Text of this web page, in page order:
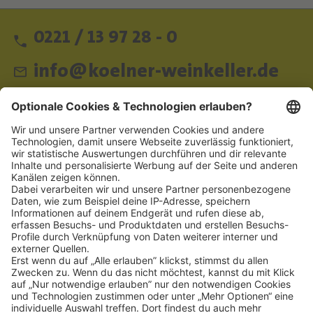
0221 / 13 97 28 - 0
info@koelner-weinkeller.de
Schnellzugriff
ZAHLUNGSMETHODEN
SOCIAL
NEWSLETTER
BESUCHEN SIE UNS